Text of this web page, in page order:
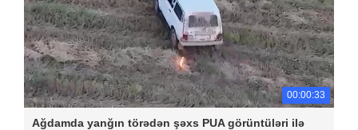
00:00:33
Ağdamda yanğın törədən şəxs PUA görüntüləri ilə